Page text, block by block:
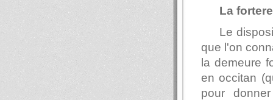
La
Le
que l'on
la demeure
en occitan
pour